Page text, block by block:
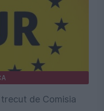
de Comisia